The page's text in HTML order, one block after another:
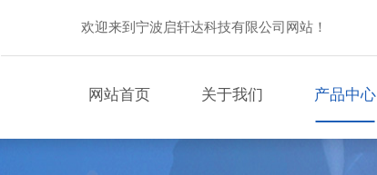
欢迎来到宁波启轩达科技有限公司网站！
网站首页 关于我们 产品中心